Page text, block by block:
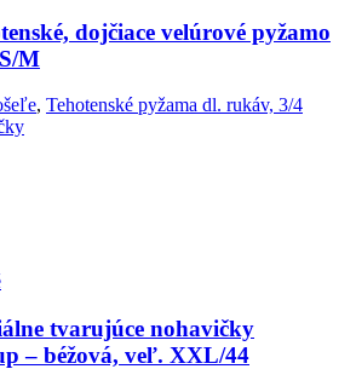
dojčiace velúrové pyžamo
M
, Tehotenské pyžama dl. rukáv, 3/4
tvarujúce nohavičky
– béžová, veľ. XXL/44